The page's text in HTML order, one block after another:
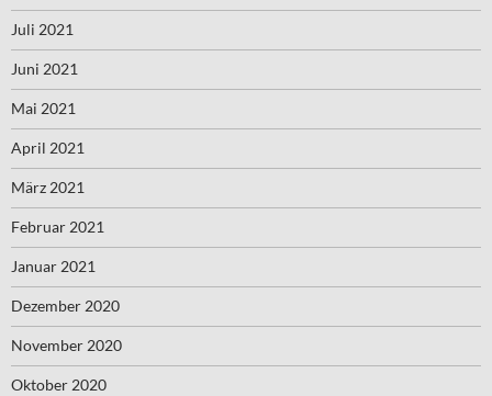
Juli 2021
Juni 2021
Mai 2021
April 2021
März 2021
Februar 2021
Januar 2021
Dezember 2020
November 2020
Oktober 2020